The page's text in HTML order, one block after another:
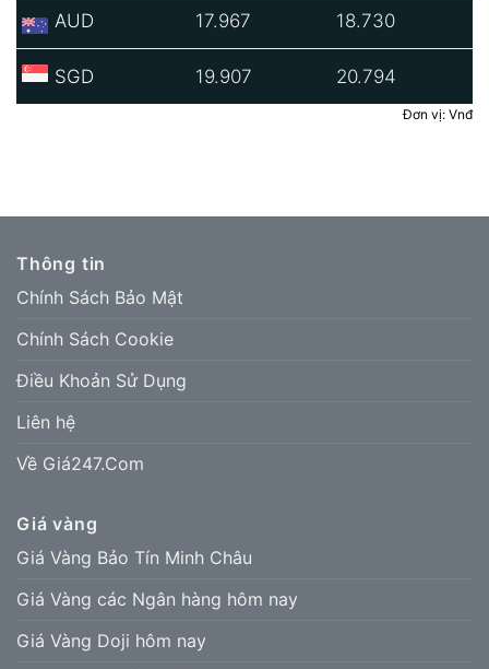
AUD 17.967 18.730
SGD 19.907 20.794
Đơn vị: Vnđ
Thông tin
Chính Sách Bảo Mật
Chính Sách Cookie
Điều Khoản Sử Dụng
Liên hệ
Về Giá247.Com
Giá vàng
Giá Vàng Bảo Tín Minh Châu
Giá Vàng các Ngân hàng hôm nay
Giá Vàng Doji hôm nay